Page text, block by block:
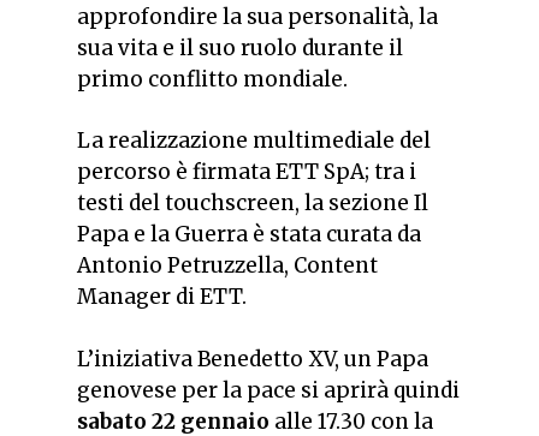
approfondire la sua personalità, la
sua vita e il suo ruolo durante il
primo conflitto mondiale.
La realizzazione multimediale del
percorso è firmata ETT SpA; tra i
testi del touchscreen, la sezione Il
Papa e la Guerra è stata curata da
Antonio Petruzzella, Content
Manager di ETT.
L’iniziativaBenedetto XV, un Papa
genovese per la pace si aprirà quindi
sabato 22 gennaio alle 17.30 con la